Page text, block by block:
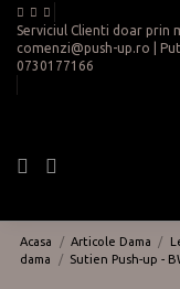
Serviciul Clienti doar prin
comenzi@push-up.ro |
0730177166
Acasa Articole Dama
dama
Sutien Push-up -